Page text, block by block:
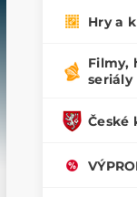
Hry a
Filmy,
seriály
České